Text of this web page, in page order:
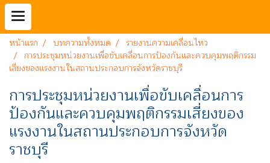
หน้าแรก บทความทั้งหมด
รายงานความเคลื่อนไหว
การประชุมหน่วยงานเพื่อขับเคลื่อนการป้องกันและควบคุมพฤติกรรม
เสี่ยงของแรงงานในสถานประกอบการจังหวัดราชบุรี
การประชุมหน่วยงานเพื่อขับเคลื่อนการ
ป้องกันและควบคุมพฤติกรรมเสี่ยงของ
แรงงานในสถานประกอบการจังหวัด
ราชบุรี